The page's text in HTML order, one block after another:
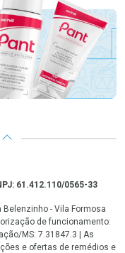
61.412.110/0565-33
Belenzinho - Vila Formosa
de funcionamento:
MS: 7.31847.3 | As
e ofertas de remédios e